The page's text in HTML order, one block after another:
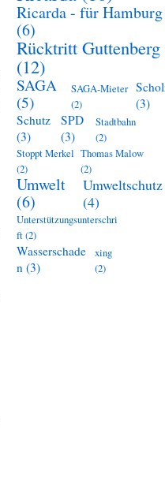
Ricarda - für Hamburg
(6)
Rücktritt Guttenberg
(12)
SAGA
(5)
SAGA-Mieter
(2)
(3)
Schutz
(3)
SPD
(3)
Stadtbahn
(2)
Stoppt Merkel
(2)
Thomas Malow
(2)
Umwelt
(6)
Umweltschutz
(4)
Unterstützungsunterschri
ft(2)
Wasserschade
n (3)
xing
(2)